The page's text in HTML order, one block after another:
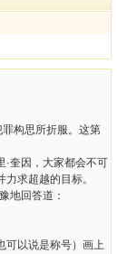
构思所折服。这第
·奎因，大家都会不可
求超越的目标。
地回答道：
可以说是称号）画上